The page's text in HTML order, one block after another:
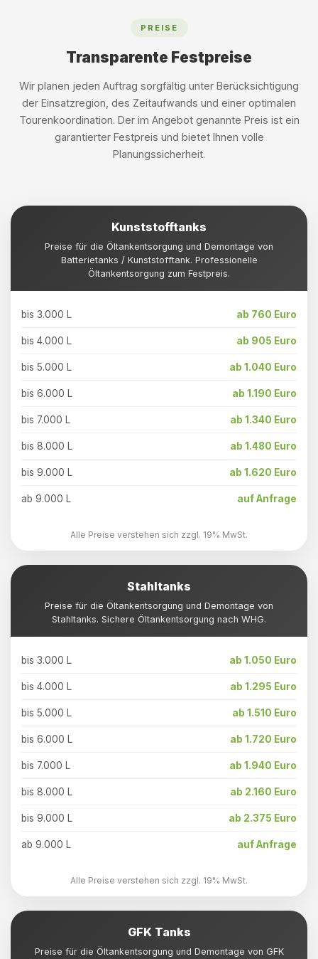
PREISE
Transparente Festpreise
Wir planen jeden Auftrag sorgfältig unter Berücksichtigung
der Einsatzregion, des Zeitaufwands und einer optimalen
Tourenkoordination. Der im Angebot genannte Preis ist ein
garantierter Festpreis und bietet Ihnen volle
Planungssicherheit.
Kunststofftanks
Preise für die Öltankentsorgung und Demontage von
Batterietanks / Kunststofftank. Professionelle
Öltankentsorgung zum Festpreis.
bis 3.000 L ab 760 Euro
bis 4.000 L ab 905 Euro
bis 5.000 L ab 1.040 Euro
bis 6.000 L ab 1.190 Euro
bis 7.000 L ab 1.340 Euro
bis 8.000 L ab 1.480 Euro
bis 9.000 L ab 1.620 Euro
ab 9.000 L auf Anfrage
Alle Preise verstehen sich zzgl. 19% MwSt.
Stahltanks
Preise für die Öltankentsorgung und Demontage von
Stahltanks. Sichere Öltankentsorgung nach WHG.
bis 3.000 L ab 1.050 Euro
bis 4.000 L ab 1.295 Euro
bis 5.000 L ab 1.510 Euro
bis 6.000 L ab 1.720 Euro
bis 7.000 L ab 1.940 Euro
bis 8.000 L ab 2.160 Euro
bis 9.000 L ab 2.375 Euro
ab 9.000 L auf Anfrage
Alle Preise verstehen sich zzgl. 19% MwSt.
GFK Tanks
Preise für die Öltankentsorgung und Demontage von GFK